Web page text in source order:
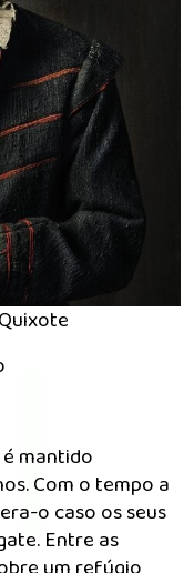
mantido
Com o tempo a
o caso os seus
Entre as